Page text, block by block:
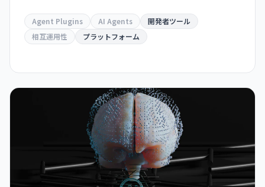
間での再利用が可能になり、開発者の負担が大幅
に軽減される。
Agent Plugins AI Agents
開発者ツール
相互運用性
プラットフォーム